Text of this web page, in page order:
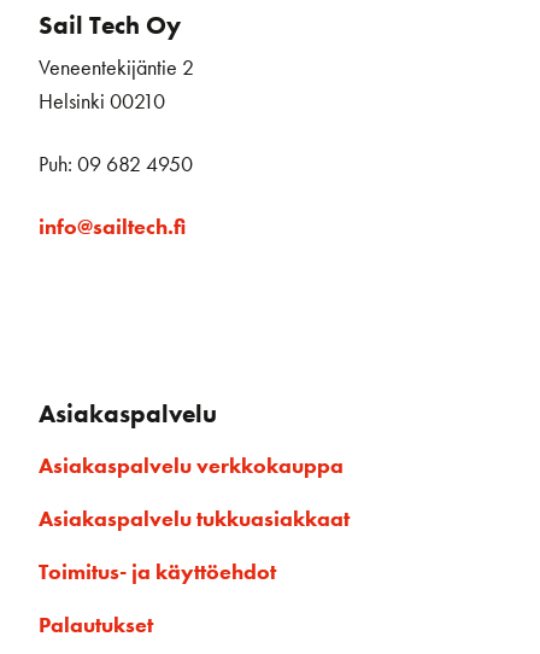
Sail Tech Oy
Veneentekijäntie 2
Helsinki 00210
Puh: 09 682 4950
info@sailtech.fi
Asiakaspalvelu
Asiakaspalvelu verkkokauppa
Asiakaspalvelu tukkuasiakkaat
Toimitus- ja käyttöehdot
Palautukset